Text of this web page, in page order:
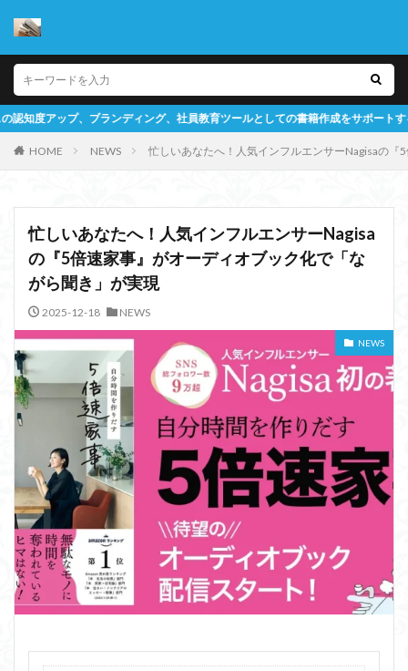
ての書籍作成をサポートするメディアです
HOME NEWS 忙しいあなたへ！人気インフルエンサーNagisaの
忙しいあなたへ！人気インフルエンサーNagisa
の『5倍速家事』がオーディオブック化で「な
がら聞き」が実現
2025-12-18 NEWS
NEWS